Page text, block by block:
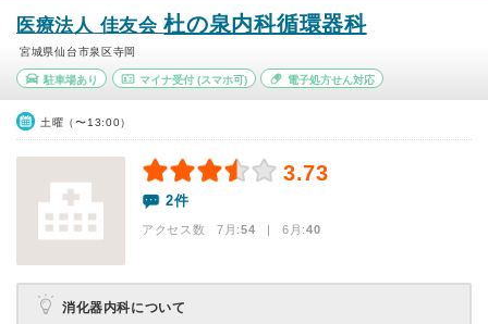
医療法人 佳友会杜の泉内科循環器科
宮城県仙台市泉区寺岡
駐車場あり マイナ受付(スマホ可) 電子処方せん対応
土曜（〜13:00）
3.73
2件
アクセス数 7月:54 | 6月:40
消化器内科について